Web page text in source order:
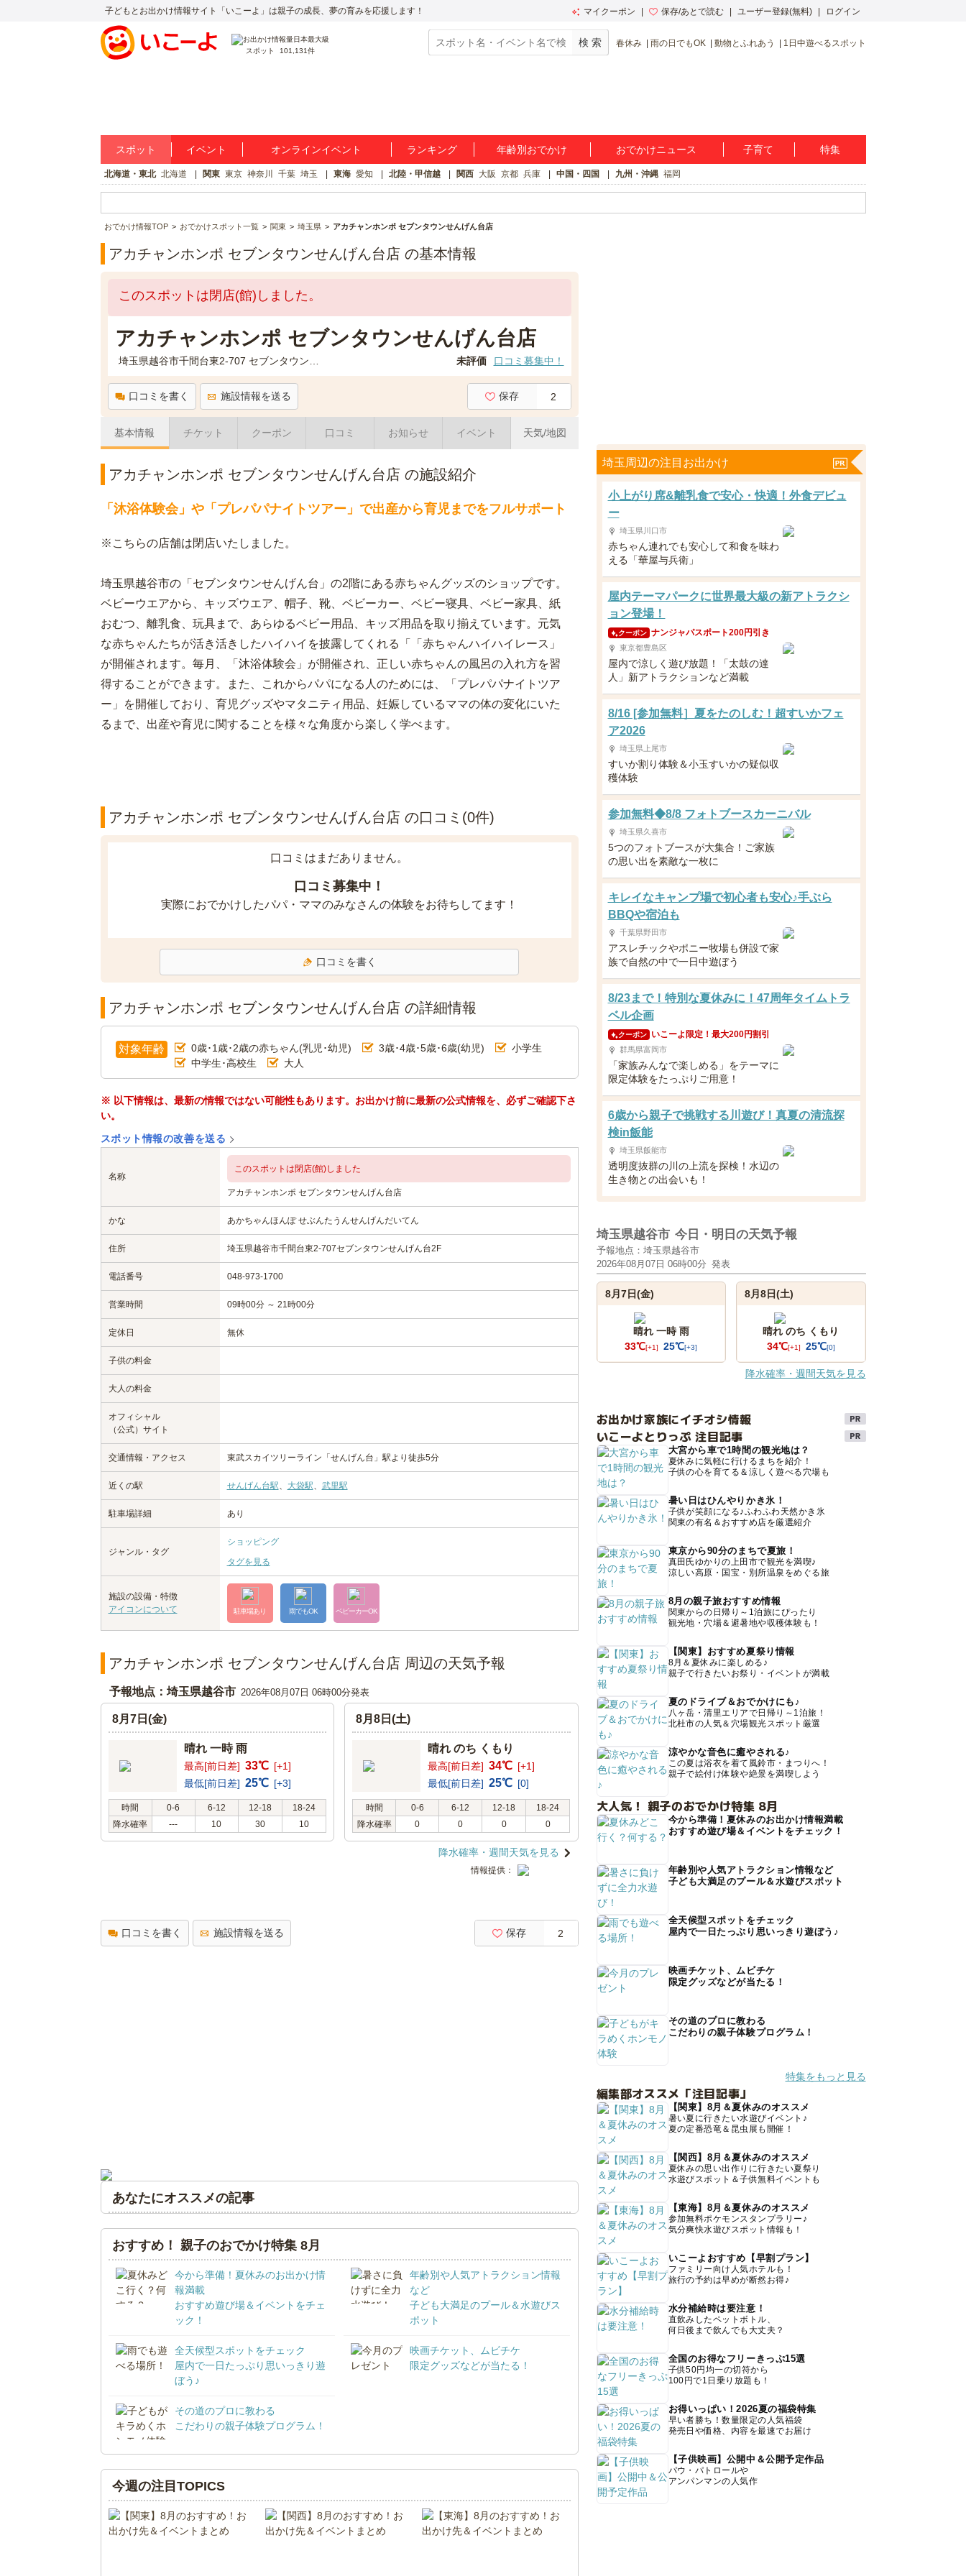
子どもとお出かけ情報サイト「いこーよ」は親子の成長、夢の育みを応援します！ マイクーポン 保存/あとで読む ユーザー登録(無料) ログイン
スポット 101,131件
春休み 雨の日でもOK 動物とふれあう 1日中遊べるスポット
スポット イベント オンラインイベント ランキング 年齢別おでかけ おでかけニュース 子育て 特集
北海道・東北 北海道 関東 東京 神奈川 千葉 埼玉 東海 愛知 北陸・甲信越 関西 大阪 京都 兵庫 中国・四国 九州・沖縄 福岡
おでかけ情報TOP おでかけスポット一覧 関東 埼玉県 アカチャンホンポ セブンタウンせんげん台店
アカチャンホンポ セブンタウンせんげん台店 の基本情報
このスポットは閉店(館)しました。
アカチャンホンポ セブンタウンせんげん台店
未評価 口コミ募集中！
口コミを書く 施設情報を送る 保存 2
基本情報 チケット クーポン 口コミ お知らせ イベント 天気/地図
アカチャンホンポ セブンタウンせんげん台店 の施設紹介
「沐浴体験会」や「プレパパナイトツアー」で出産から育児までをフルサポート
※こちらの店舗は閉店いたしました。
埼玉県越谷市の「セブンタウンせんげん台」の2階にある赤ちゃんグッズのショップです。
ベビーウエアから、キッズウエア、帽子、靴、ベビーカー、ベビー寝具、ベビー家具、紙
おむつ、離乳食、玩具まで、あらゆるベビー用品、キッズ用品を取り揃えています。元気
な赤ちゃんたちが活き活きしたハイハイを披露してくれる「「赤ちゃんハイハイレース」
が開催されます。毎月、「沐浴体験会」が開催され、正しい赤ちゃんの風呂の入れ方を習
得することができます。また、これからパパになる人のためには、「プレパパナイトツア
ー」を開催しており、育児グッズやマタニティ用品、妊娠しているママの体の変化にいた
るまで、出産や育児に関することを様々な角度から楽しく学べます。
アカチャンホンポ セブンタウンせんげん台店 の口コミ(0件)
口コミはまだありません。
口コミ募集中！
実際におでかけしたパパ・ママのみなさんの体験をお待ちしてます！
口コミを書く
アカチャンホンポ セブンタウンせんげん台店 の詳細情報
対象年齢 0歳･1歳･2歳の赤ちゃん(乳児･幼児) 3歳･4歳･5歳･6歳(幼児)
小学生
中学生･高校生
大人
※ 以下情報は、最新の情報ではない可能性もあります。お出かけ前に最新の公式情報を、必ずご確認下さ
い。
スポット情報の改善を送る
名称
このスポットは閉店(館)しました
アカチャンホンポ セブンタウンせんげん台店
かな あかちゃんほんぽ せぶんたうんせんげんだいてん
住所 埼玉県越谷市千間台東2-707セブンタウンせんげん台2F
電話番号 048-973-1700
営業時間 09時00分 ～ 21時00分
定休日 無休
子供の料金
大人の料金
オフィシャル
（公式）サイト
交通情報・アクセス 東武スカイツリーライン「せんげん台」駅より徒歩5分
近くの駅 せんげん台駅、 大袋駅、 武里駅
駐車場詳細 あり
ジャンル・タグ
ショッピング
タグを見る
施設の設備・特徴
アイコンについて
駐車場あり 雨でもOK ベビーカーOK
アカチャンホンポ セブンタウンせんげん台店 周辺の天気予報
予報地点：埼玉県越谷市 2026年08月07日 06時00分発表
8月7日(金)
晴れ 一時 雨
最高[前日差] 33℃ [+1]
最低[前日差] 25℃ [+3]
時間 0-6 6-12 12-18
18-24
降水確率
--- 10 30 10
8月8日(土)
晴れ のち くもり
最高[前日差] 34℃ [+1]
最低[前日差] 25℃ [0]
時間 0-6 6-12 12-18
18-24
降水確率
0 0 0 0
降水確率・週間天気を見る
情報提供：
口コミを書く 施設情報を送る 保存 2
あなたにオススメの記事
おすすめ！ 親子のおでかけ特集 8月
今から準備！夏休みのお出かけ情
報満載
おすすめ遊び場＆イベントをチェ
ック！
年齢別や人気アトラクション情報
など
子ども大満足のプール＆水遊びス
ポット
全天候型スポットをチェック
屋内で一日たっぷり思いっきり遊
ぼう♪
映画チケット、ムビチケ
限定グッズなどが当たる！
その道のプロに教わる
こだわりの親子体験プログラム！
今週の注目TOPICS
埼玉周辺の注目お出かけ
小上がり席&離乳食で安心・快適！外食デビュ
ー
埼玉県川口市
赤ちゃん連れでも安心して和食を味わ
える「華屋与兵衛」
屋内テーマパークに世界最大級の新アトラクシ
ョン登場！
クーポン ナンジャパスポート200円引き
東京都豊島区
屋内で涼しく遊び放題！「太鼓の達
人」新アトラクションなど満載
8/16 [参加無料］夏をたのしむ！超すいかフェ
ア2026
埼玉県上尾市
すいか割り体験＆小玉すいかの疑似収
穫体験
参加無料◆8/8 フォトブースカーニバル
埼玉県久喜市
5つのフォトブースが大集合！ご家族
の思い出を素敵な一枚に
キレイなキャンプ場で初心者も安心♪手ぶら
BBQや宿泊も
千葉県野田市
アスレチックやポニー牧場も併設で家
族で自然の中で一日中遊ぼう
8/23まで！特別な夏休みに！47周年タイムトラ
ベル企画
クーポン いこーよ限定！最大200円割引
群馬県富岡市
「家族みんなで楽しめる」をテーマに
限定体験をたっぷりご用意！
6歳から親子で挑戦する川遊び！真夏の清流探
検in飯能
埼玉県飯能市
透明度抜群の川の上流を探検！水辺の
生き物との出会いも！
埼玉県越谷市 今日・明日の天気予報
予報地点：埼玉県越谷市
2026年08月07日 06時00分 発表
8月7日(金)
晴れ 一時 雨
33℃[+1] 25℃[+3]
8月8日(土)
晴れ のち くもり
34℃[+1] 25℃[0]
降水確率・週間天気を見る
お出かけ家族にイチオシ情報
いこーよとりっぷ 注目記事
大宮から車で1時間の観光地は？
夏休みに気軽に行けるまちを紹介！
子供の心を育てる＆涼しく遊べる穴場も
暑い日はひんやりかき氷！
子供が笑顔になる♪ふわふわ天然かき氷
関東の有名＆おすすめ店を厳選紹介
東京から90分のまちで夏旅！
真田氏ゆかりの上田市で観光を満喫♪
涼しい高原・国宝・別所温泉をめぐる旅
8月の親子旅おすすめ情報
関東からの日帰り～1泊旅にぴったり
観光地・穴場＆避暑地や収穫体験も！
【関東】おすすめ夏祭り情報
8月＆夏休みに楽しめる♪
親子で行きたいお祭り・イベントが満載
夏のドライブ＆おでかけにも♪
八ヶ岳・清里エリアで日帰り～1泊旅！
北杜市の人気＆穴場観光スポット厳選
涼やかな音色に癒やされる♪
この夏は浴衣を着て風鈴市・まつりへ！
親子で絵付け体験や絶景を満喫しよう
大人気！ 親子のおでかけ特集 8月
今から準備！夏休みのお出かけ情報満載
おすすめ遊び場＆イベントをチェック！
年齢別や人気アトラクション情報など
子ども大満足のプール＆水遊びスポット
全天候型スポットをチェック
屋内で一日たっぷり思いっきり遊ぼう♪
映画チケット、ムビチケ
限定グッズなどが当たる！
その道のプロに教わる
こだわりの親子体験プログラム！
特集をもっと見る
編集部オススメ「注目記事」
【関東】8月＆夏休みのオススメ
暑い夏に行きたい水遊びイベント♪
夏の定番恐竜＆昆虫展も開催！
【関西】8月＆夏休みのオススメ
夏休みの思い出作りに行きたい夏祭り
水遊びスポット＆子供無料イベントも
【東海】8月＆夏休みのオススメ
参加無料ポケモンスタンプラリー♪
気分爽快水遊びスポット情報も！
いこーよおすすめ【早割プラン】
ファミリー向け人気ホテルも！
旅行の予約は早めが断然お得♪
水分補給時は要注意！
直飲みしたペットボトル、
何日後まで飲んでも大丈夫？
全国のお得なフリーきっぷ15選
子供50円均一の切符から
100円で1日乗り放題も！
お得いっぱい！2026夏の福袋特集
早い者勝ち！数量限定の人気福袋
発売日や価格、内容を最速でお届け
【子供映画】公開中＆公開予定作品
パウ・パトロールや
アンパンマンの人気作